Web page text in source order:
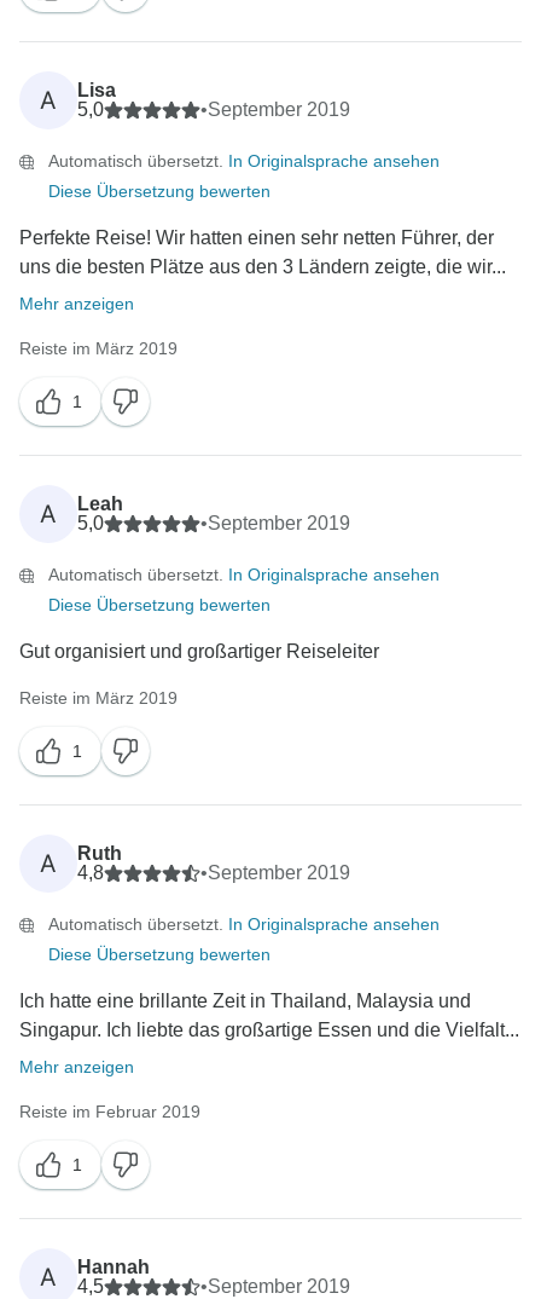
A
Lisa
5,0
•September 2019
Automatisch übersetzt. In Originalsprache ansehen
Diese Übersetzung bewerten
Perfekte Reise! Wir hatten einen sehr netten Führer, der
uns die besten Plätze aus den 3 Ländern zeigte, die wir...
Mehr anzeigen
Reiste im März 2019
1
A
Leah
5,0
•September 2019
Automatisch übersetzt. In Originalsprache ansehen
Diese Übersetzung bewerten
Gut organisiert und großartiger Reiseleiter
Reiste im März 2019
1
A
Ruth
4,8
•September 2019
Automatisch übersetzt. In Originalsprache ansehen
Diese Übersetzung bewerten
Ich hatte eine brillante Zeit in Thailand, Malaysia und
Singapur. Ich liebte das großartige Essen und die Vielfalt...
Mehr anzeigen
Reiste im Februar 2019
1
A
Hannah
4,5
•September 2019